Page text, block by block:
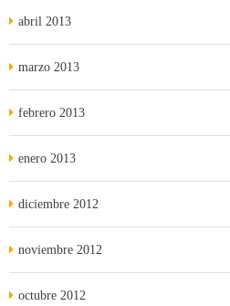
abril 2013
marzo 2013
febrero 2013
enero 2013
diciembre 2012
noviembre 2012
octubre 2012